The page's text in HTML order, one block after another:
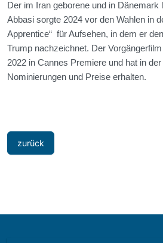
Der im Iran geborene und in Dänemark
Abbasi sorgte 2024 vor den Wahlen in
Apprentice“ für Aufsehen, in dem er
Trump nachzeichnet. Der Vorgängerfilm
2022 in Cannes Premiere und hat in
Nominierungen und Preise erhalten.
zurück